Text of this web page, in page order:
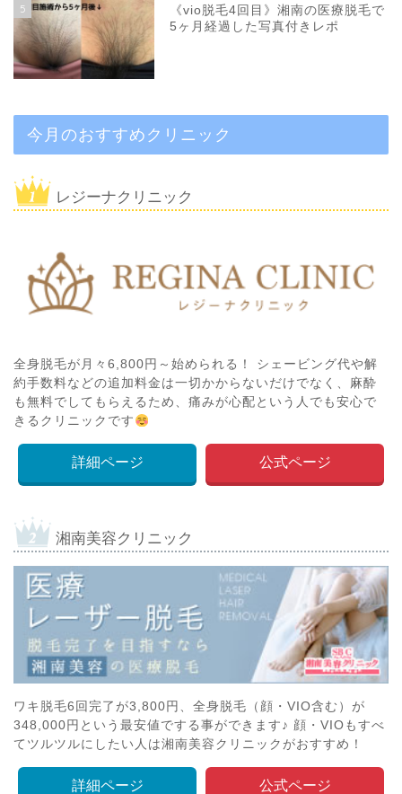
5
《vio脱毛4回目》湘南の医療脱毛で
5ヶ月経過した写真付きレポ
今月のおすすめクリニック
レジーナクリニック
全身脱毛が月々6,800円～始められる！ シェービング代や解
約手数料などの追加料金は一切かからないだけでなく、麻酔
も無料でしてもらえるため、痛みが心配という人でも安心で
きるクリニックです
詳細ページ 公式ページ
湘南美容クリニック
ワキ脱毛6回完了が3,800円、全身脱毛（顔・VIO含む）が
348,000円という最安値でする事ができます♪ 顔・VIOもすべ
てツルツルにしたい人は湘南美容クリニックがおすすめ！
詳細ページ 公式ページ